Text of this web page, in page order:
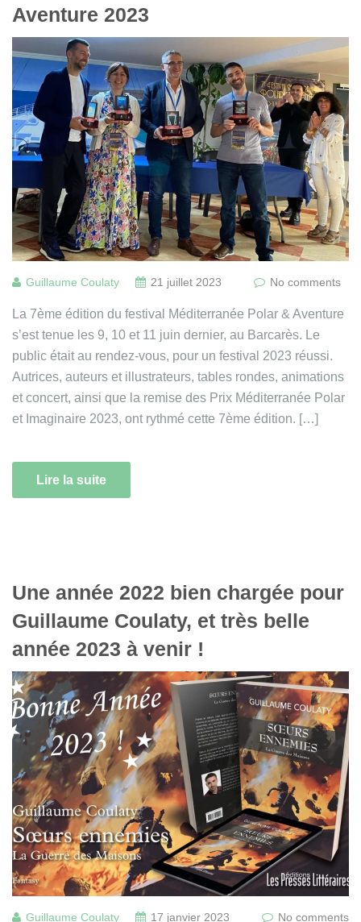
Aventure 2023
Guillaume Coulaty 21 juillet 2023 No comments
La 7ème édition du festival Méditerranée Polar & Aventure
s’est tenue les 9, 10 et 11 juin dernier, au Barcarès. Le
public était au rendez-vous, pour un festival 2023 réussi.
Autrices, auteurs et illustrateurs, tables rondes, animations
et concert, ainsi que la remise des Prix Méditerranée Polar
et Imaginaire 2023, ont rythmé cette 7ème édition. […]
Lire la suite
Une année 2022 bien chargée pour
Guillaume Coulaty, et très belle
année 2023 à venir !
Guillaume Coulaty 17 janvier 2023 No comments